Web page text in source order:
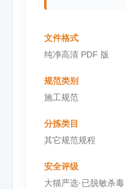
文件格式
纯净高清 PDF 版
规范类别
施工规范
分拣类目
其它规范规程
安全评级
大猫严选·已脱敏杀毒